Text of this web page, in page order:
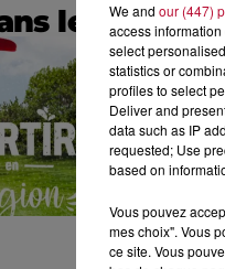
le Sud
7 août
We and our (447)
access
select
statistics or
profiles to select
Deliver and
data such as IP
requested; Use
based on
Vous pouvez
mes choix". Vous
ce site. Vous